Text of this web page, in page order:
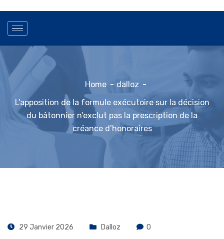
Home
dalloz
L’apposition de la formule exécutoire sur la décision
du bâtonnier n’exclut pas la prescription de la
créance d’honoraires
29 Janvier 2026 Dalloz 0